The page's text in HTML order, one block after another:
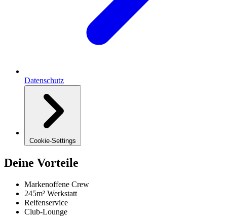
Datenschutz
Cookie-Settings
Deine Vorteile
Markenoffene Crew
245m² Werkstatt
Reifenservice
Club-Lounge